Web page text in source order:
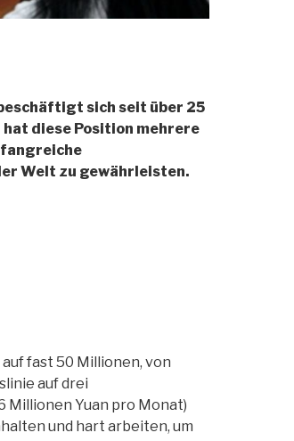
sich seit über 25
diese Position mehrere
Welt zu gewährleisten.
fast 50 Millionen, von
auf drei
Millionen Yuan pro Monat)
und hart arbeiten, um